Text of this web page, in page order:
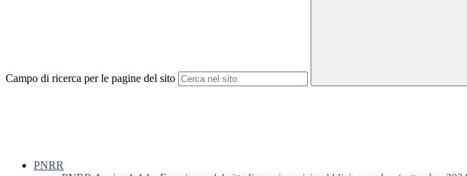
Campo di ricerca per le pagine del sito
PNRR